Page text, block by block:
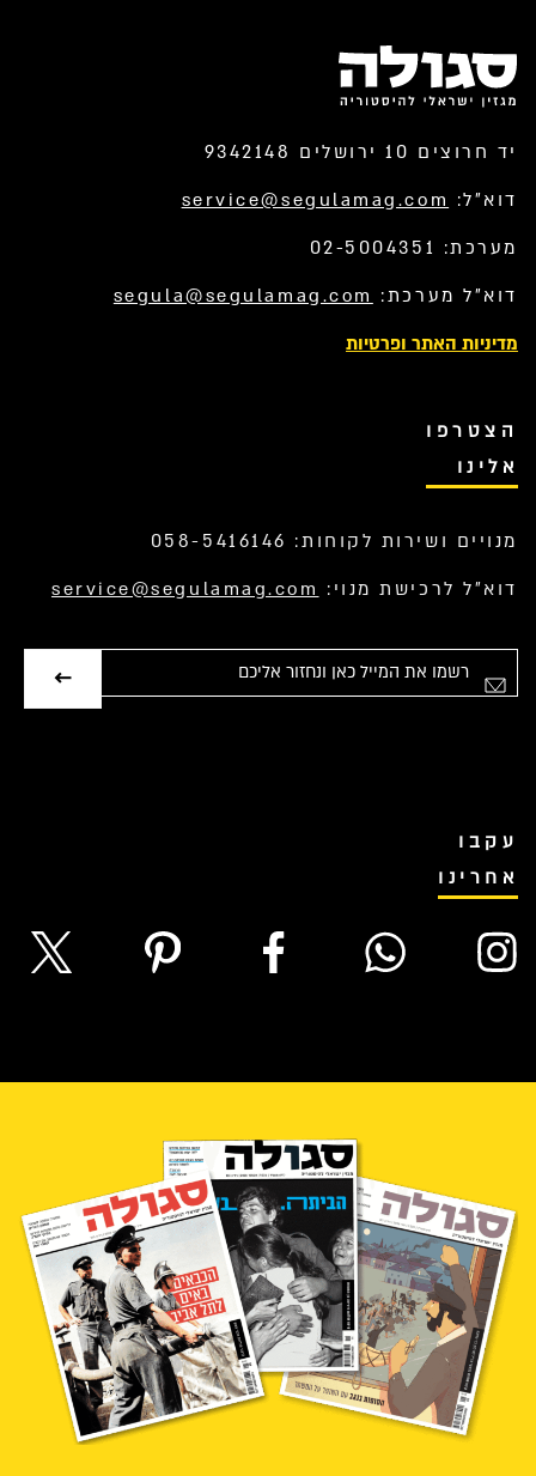
יד חרוצים 10 ירושלים 9342148
דוא”ל: service@segulamag.com
מערכת: 02-5004351
דוא”ל מערכת: segula@segulamag.com
מדיניות האתר ופרטיות
הצטרפו
אלינו
מנויים ושירות לקוחות: 058-5416146
דוא”ל לרכישת מנוי: service@segulamag.com
עקבו
אחרינו